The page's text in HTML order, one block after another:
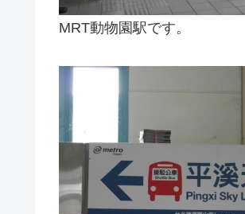
MRT動物園駅です。